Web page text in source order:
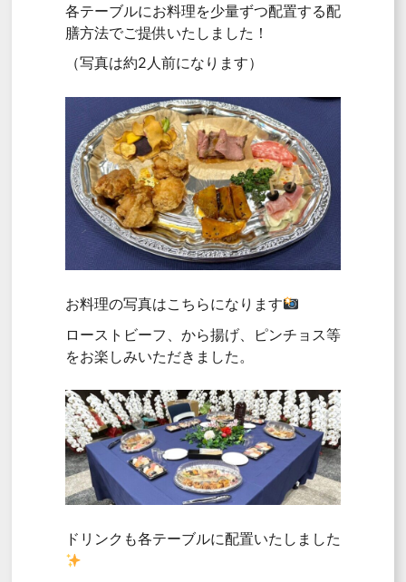
各テーブルにお料理を少量ずつ配置する配
膳方法でご提供いたしました！
（写真は約2人前になります）
お料理の写真はこちらになります
ローストビーフ、から揚げ、ピンチョス等
をお楽しみいただきました。
ドリンクも各テーブルに配置いたしました